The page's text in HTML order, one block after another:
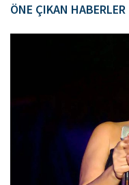
ÖNE ÇIKAN HABERLER